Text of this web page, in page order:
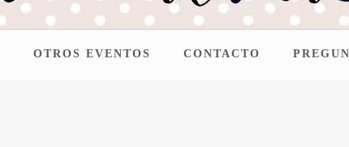
OTROS EVENTOS CONTACTO